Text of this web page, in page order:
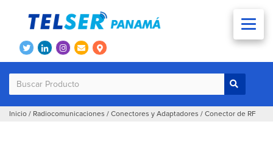
Inicio / Radiocomunicaciones / Conectores y Adaptadores / Conector de RF